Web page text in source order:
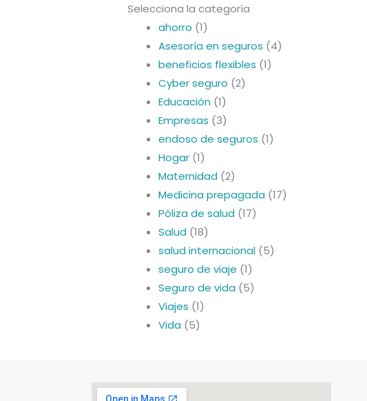
Selecciona la categoría
ahorro (1)
Asesoría en seguros (4)
beneficios flexibles (1)
Cyber seguro (2)
Educación (1)
Empresas (3)
endoso de seguros (1)
Hogar (1)
Maternidad (2)
Medicina prepagada (17)
Póliza de salud (17)
Salud (18)
salud internacional (5)
seguro de viaje (1)
Seguro de vida (5)
Viajes (1)
Vida (5)